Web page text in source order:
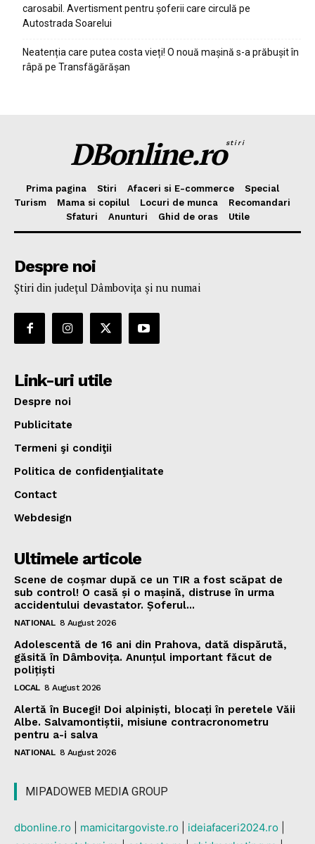
carosabil. Avertisment pentru șoferii care circulă pe
Autostrada Soarelui
Neatenția care putea costa vieți! O nouă mașină s-a prăbușit în
râpă pe Transfăgărășan
DBonline.rostiri
Prima pagina Stiri Afaceri si E-commerce
Special
Turism
Mama si copilul Locuri de munca
Recomandari
Sfaturi
Anunturi Ghid de oras Utile
Despre noi
Ştiri din judeţul Dâmboviţa şi nu numai
Link-uri utile
Despre noi
Publicitate
Termeni şi condiţii
Politica de confidenţialitate
Contact
Webdesign
Ultimele articole
Scene de coșmar după ce un TIR a fost scăpat de
sub control! O casă și o mașină, distruse în urma
accidentului devastator. Șoferul...
NATIONAL 8 August 2026
Adolescentă de 16 ani din Prahova, dată dispărută,
găsită în Dâmbovița. Anunțul important făcut de
polițiști
LOCAL 8 August 2026
Alertă în Bucegi! Doi alpiniști, blocați în peretele Văii
Albe. Salvamontiștii, misiune contracronometru
pentru a-i salva
NATIONAL 8 August 2026
MIPADOWEB MEDIA GROUP
dbonline.ro mamicitargoviste.ro ideiafaceri2024.ro